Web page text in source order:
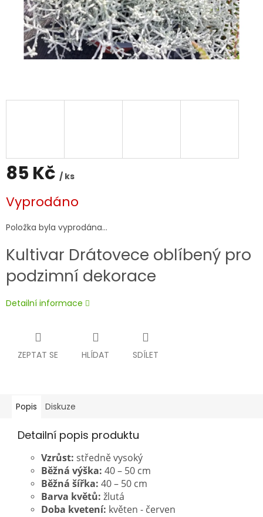
85 Kč / ks
cena:
Vyprodáno
Položka byla vyprodána…
Kultivar Drátovece oblíbený pro
podzimní dekorace
Detailní informace
ZEPTAT SE HLÍDAT SDÍLET
Popis Diskuze
Detailní popis produktu
Vzrůst: středně vysoký
Běžná výška: 40 – 50 cm
Běžná šířka: 40 – 50 cm
Barva květů: žlutá
Doba kvetení: květen - červen